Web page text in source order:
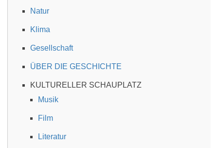
Natur
Klima
Gesellschaft
ÜBER DIE GESCHICHTE
KULTURELLER SCHAUPLATZ
Musik
Film
Literatur